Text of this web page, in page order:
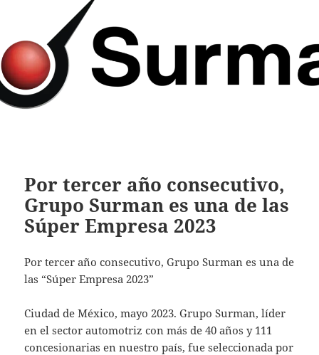
Por tercer año consecutivo,
Grupo Surman es una de las
Súper Empresa 2023
Por tercer año consecutivo, Grupo Surman es una de
las “Súper Empresa 2023”
Ciudad de México, mayo 2023. Grupo Surman, líder
en el sector automotriz con más de 40 años y 111
concesionarias en nuestro país, fue seleccionada por